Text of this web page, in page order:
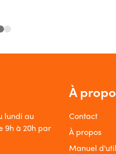
lundi au
9h à 20h par
À
Contact
À propos
Manuel